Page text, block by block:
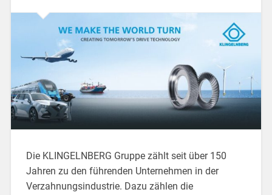
Die KLINGELNBERG Gruppe zählt seit über 150
Jahren zu den führenden Unternehmen in der
Verzahnungsindustrie. Dazu zählen die